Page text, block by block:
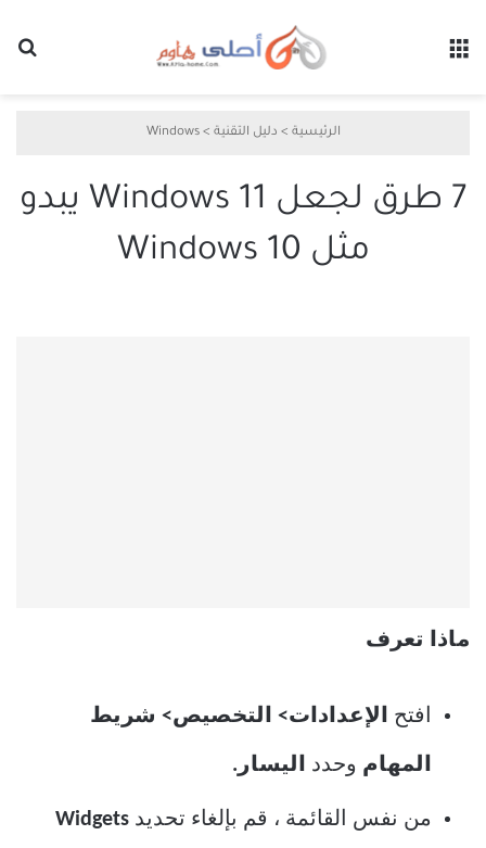
الرئيسية > دليل التقنية >
Windows
7 طرق لجعل Windows 11 يبدو
مثل Windows 10
ماذا تعرف
افتح الإعدادات> التخصيص> شريط
المهام وحدد اليسار.
من نفس القائمة ، قم بإلغاء تحديد Widgets